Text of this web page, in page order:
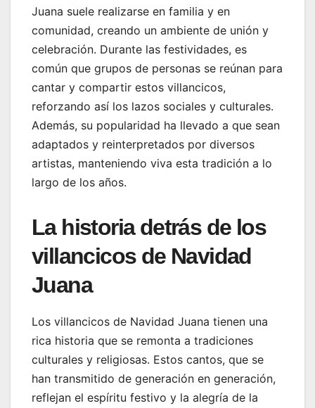
Juana suele realizarse en familia y en
comunidad, creando un ambiente de unión y
celebración. Durante las festividades, es
común que grupos de personas se reúnan para
cantar y compartir estos villancicos,
reforzando así los lazos sociales y culturales.
Además, su popularidad ha llevado a que sean
adaptados y reinterpretados por diversos
artistas, manteniendo viva esta tradición a lo
largo de los años.
La historia detrás de los
villancicos de Navidad
Juana
Los villancicos de Navidad Juana tienen una
rica historia que se remonta a tradiciones
culturales y religiosas. Estos cantos, que se
han transmitido de generación en generación,
reflejan el espíritu festivo y la alegría de la